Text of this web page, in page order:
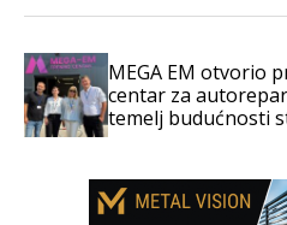
MEGA EM otvorio
centar za
temelj budućnosti